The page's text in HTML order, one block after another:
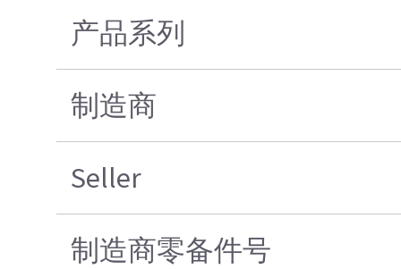
产品系列
制造商
Seller
制造商零备件号